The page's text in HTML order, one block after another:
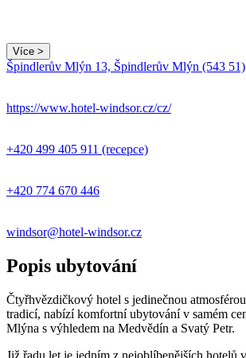
Více >
−
Špindlerův Mlýn 13, Špindlerův Mlýn (543 51)
https://www.hotel-windsor.cz/cz/
+420 499 405 911 (recepce)
+420 774 670 446
windsor@hotel-windsor.cz
Popis ubytování
Čtyřhvězdičkový hotel s jedinečnou
tradicí, nabízí komfortní ubytování v samém
Mlýna s výhledem na Medvědín a Svatý Petr.
Již řadu let je jedním z nejoblíbenějších hotelů